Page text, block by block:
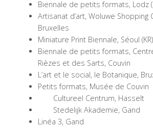
Biennale de petits formats, Lodz
Artisanat d’art, Woluwe Shopping
Bruxelles
Miniature Print Biennale, Séoul (KR)
Biennale de petits formats,
Rièzes et des Sarts, Couvin
L’art et le social, le Botanique,
Petits formats, Musée de Couvin
Cultureel Centrum, Hasselt
Stedelijk Akademie, Gand
Linéa 3, Gand